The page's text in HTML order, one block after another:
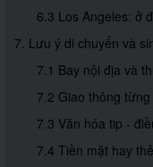
6.3 Los Angeles: ở
7. Lưu ý di chuyển và
7.1 Bay nội địa và
7.2 Giao thông
7.3 Văn hóa tip -
7.4 Tiền mặt hay